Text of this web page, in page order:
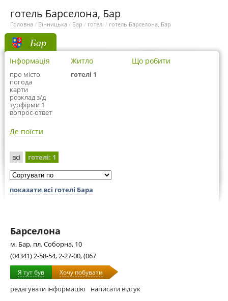
готель Барселона, Бар
Головна / Вінницька / Бар / готелі / готель Барселона, Бар
Бар
Інформація
про місто
погода
карти
розклад з/д
турфірми 1
вопрос-ответ
Житло
готелі 1
Що робити
Де поїсти
всі готелі: 1
показати всі готелі Бара
Барселона
м. Бар, пл. Соборна, 10
(04341) 2-58-54, 2-27-00, (067
Я тут був Хочу побувати
редагувати інформацію написати відгук